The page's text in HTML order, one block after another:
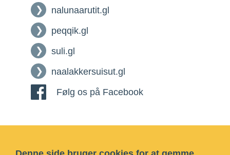
nalunaarutit.gl
peqqik.gl
suli.gl
naalakkersuisut.gl
Følg os på Facebook